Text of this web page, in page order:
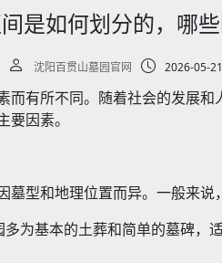
是如何划分的，哪些
沈阳百贯山墓园官网 2026-05-21
有所不同。随着社会的发展
因素。
型和地理位置而异。一般来说
为基本的土葬和简单的墓碑